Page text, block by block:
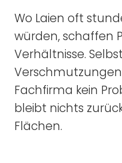
Wo Laien oft
würden, schaffen
Verhältnisse.
Fachfirma kein
bleibt nichts
Flächen.